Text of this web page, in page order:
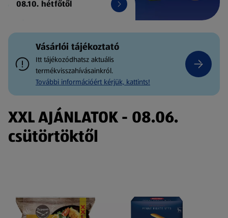
08.10. hétfőtől
Vásárlói tájékoztató
Itt tájékozódhatsz aktuális
termékvisszahívásainkról.
További információért kérjük, kattints!
XXL AJÁNLATOK - 08.06.
csütörtöktől